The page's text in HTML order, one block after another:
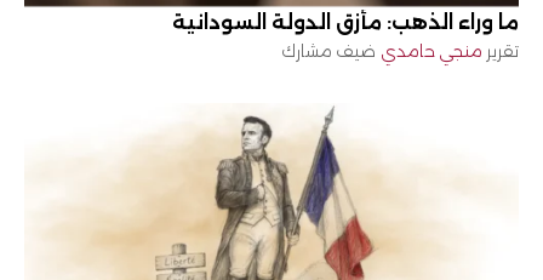
ما وراء الذهب: مأزق الدولة السودانية
تقرير منجي حامدي ضيف مشارك